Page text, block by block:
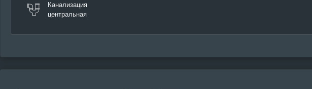
Канализация
центральная